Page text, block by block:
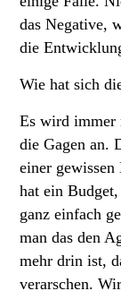
das Negative,
die
Wie hat sich
Es wird immer
die Gagen an.
einer
hat ein
ganz einfach
man das den
mehr drin ist,
verarschen.